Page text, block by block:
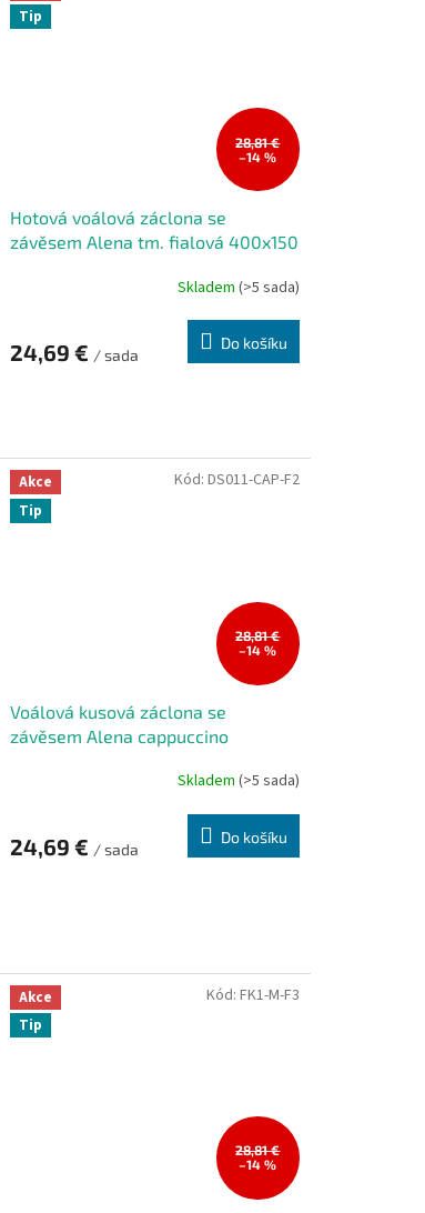
Tip
28,81 €
–14 %
Hotová voálová záclona se
závěsem Alena tm. fialová 400x150
je
Skladem (>5 sada)
24,69 € / sada
Do košíku
Akce
Tip
28,81 €
–14 %
Voálová kusová záclona se
závěsem Alena cappuccino
je
Skladem (>5 sada)
24,69 € / sada
Do košíku
Kód: DS011-CAP-F2
Akce
Tip
28,81 €
–14 %
Kód: FK1-M-F3